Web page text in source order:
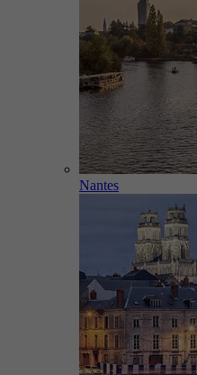
Nantes